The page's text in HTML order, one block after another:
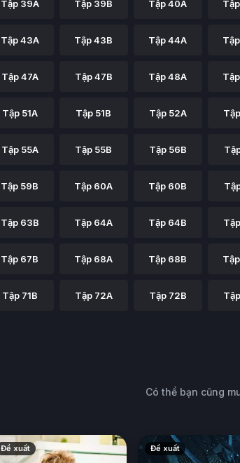
Tập 39A Tập 39B Tập 40A
Tập 43A Tập 43B Tập 44A
Tập 47A Tập 47B Tập 48A
Tập 51A Tập 51B Tập 52A
Tập 55A Tập 55B Tập 56B
Tập 59B Tập 60A Tập 60B
Tập 63B Tập 64A Tập 64B
Tập 67B Tập 68A Tập 68B
Tập 71B Tập 72A Tập 72B
Có thể bạn cũng
Đề xuất Đề xuất